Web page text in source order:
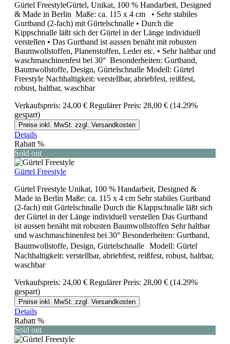
Gürtel FreestyleGürtel, Unikat, 100 % Handarbeit, Designed
& Made in Berlin Maße: ca. 115 x 4 cm • Sehr stabiles
Gurtband (2-fach) mit Gürtelschnalle • Durch die
Kippschnalle läßt sich der Gürtel in der Länge individuell
verstellen • Das Gurtband ist aussen benäht mit robusten
Baumwollstoffen, Planenstoffen, Leder etc. • Sehr haltbar und
waschmaschinenfest bei 30° Besonderheiten: Gurtband,
Baumwollstoffe, Design, Gürtelschnalle Modell: Gürtel
Freestyle Nachhaltigkeit: verstellbar, abriebfest, reißfest,
robust, haltbar, waschbar
Verkaufspreis: 24,00 € Regulärer Preis: 28,00 € (14.29%
gespart)
Preise inkl. MwSt. zzgl. Versandkosten
Details
Rabatt %
Sold out
Gürtel Freestyle
Gürtel Freestyle Unikat, 100 % Handarbeit, Designed &
Made in Berlin Maße: ca. 115 x 4 cm Sehr stabiles Gurtband
(2-fach) mit Gürtelschnalle Durch die Klappschnalle läßt sich
der Gürtel in der Länge individuell verstellen Das Gurtband
ist aussen benäht mit robusten Baumwollstoffen Sehr haltbar
und waschmaschinenfest bei 30° Besonderheiten: Gurtband,
Baumwollstoffe, Design, Gürtelschnalle Modell: Gürtel
Nachhaltigkeit: verstellbar, abriebfest, reißfest, robust, haltbar,
waschbar
Verkaufspreis: 24,00 € Regulärer Preis: 28,00 € (14.29%
gespart)
Preise inkl. MwSt. zzgl. Versandkosten
Details
Rabatt %
Sold out